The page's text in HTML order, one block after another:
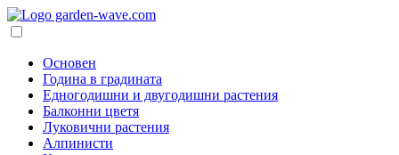
Основен
Година в градината
Едногодишни и двугодишни растения
Балконни цветя
Луковични растения
Алпинисти